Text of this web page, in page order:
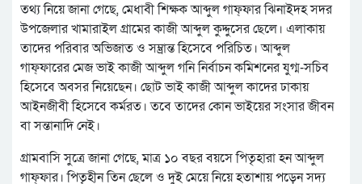
তথ্য নিয়ে জানা গেছে, মেধাবী শিক্ষক আব্দুল গাফ্ফার ঝিনাইদহ সদর
উপজেলার খামারাইল গ্রামের কাজী আব্দুল কুদ্দুসের ছেলে। এলাকায়
তাদের পরিবার অভিজাত ও সম্ভ্রান্ত হিসেবে পরিচিত। আব্দুল
গাফ্ফারের মেজ ভাই কাজী আব্দুল গনি নির্বাচন কমিশনের যুগ্ম-সচিব
হিসেবে অবসর নিয়েছেন। ছোট ভাই কাজী আব্দুল কাদের ঢাকায়
আইনজীবী হিসেবে কর্মরত। তবে তাদের কোন ভাইয়ের সংসার জীবন
বা সন্তানাদি নেই।
গ্রামবাসি সুত্রে জানা গেছে, মাত্র ১০ বছর বয়সে পিতৃহারা হন আব্দুল
গাফ্ফার। পিতৃহীন তিন ছেলে ও দুই মেয়ে নিয়ে হতাশায় পড়েন সদ্য